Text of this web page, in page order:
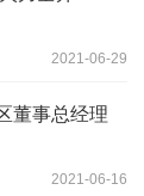
2021-06-29
董事总经理
2021-06-16